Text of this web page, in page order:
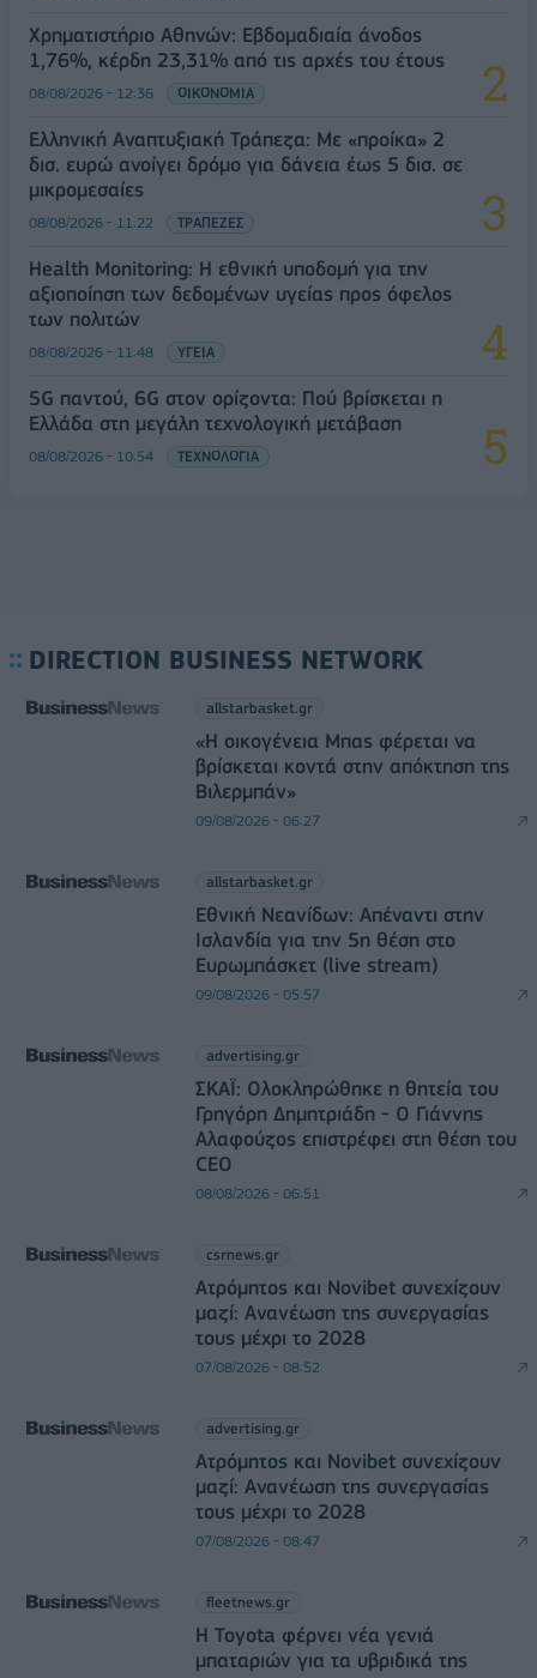
Χρηματιστήριο Αθηνών: Εβδομαδιαία άνοδος
1,76%, κέρδη 23,31% από τις αρχές του έτους
08/08/2026 - 12:36 ΟΙΚΟΝΟΜΙΑ
Ελληνική Αναπτυξιακή Τράπεζα: Με «προίκα» 2
δισ. ευρώ ανοίγει δρόμο για δάνεια έως 5 δισ. σε
μικρομεσαίες
08/08/2026 - 11:22 ΤΡΑΠΕΖΕΣ
Health Monitoring: Η εθνική υποδομή για την
αξιοποίηση των δεδομένων υγείας προς όφελος
των πολιτών
08/08/2026 - 11:48 ΥΓΕΙΑ
5G παντού, 6G στον ορίζοντα: Πού βρίσκεται η
Ελλάδα στη μεγάλη τεχνολογική μετάβαση
08/08/2026 - 10:54 ΤΕΧΝΟΛΟΓΙΑ
DIRECTION BUSINESS NETWORK
allstarbasket.gr
«Η οικογένεια Μπας φέρεται να
βρίσκεται κοντά στην απόκτηση της
Βιλερμπάν»
09/08/2026 - 06:27
allstarbasket.gr
Εθνική Νεανίδων: Απέναντι στην
Ισλανδία για την 5η θέση στο
Ευρωμπάσκετ (live stream)
09/08/2026 - 05:57
advertising.gr
ΣΚΑΪ: Ολοκληρώθηκε η θητεία του
Γρηγόρη Δημητριάδη - Ο Γιάννης
Αλαφούζος επιστρέφει στη θέση του
CEO
08/08/2026 - 06:51
csrnews.gr
Ατρόμητος και Novibet συνεχίζουν
μαζί: Ανανέωση της συνεργασίας
τους μέχρι το 2028
07/08/2026 - 08:52
advertising.gr
Ατρόμητος και Novibet συνεχίζουν
μαζί: Ανανέωση της συνεργασίας
τους μέχρι το 2028
07/08/2026 - 08:47
fleetnews.gr
Η Toyota φέρνει νέα γενιά
μπαταριών για τα υβριδικά της